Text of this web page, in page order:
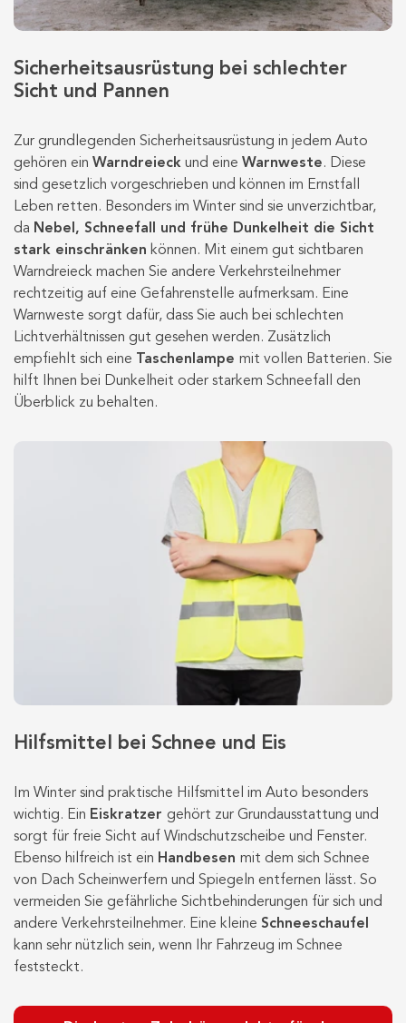
Sicherheitsausrüstung bei schlechter
Sicht und Pannen
Zur grundlegenden Sicherheitsausrüstung in jedem Auto
gehören ein Warndreieck und eine Warnweste. Diese
sind gesetzlich vorgeschrieben und können im Ernstfall
Leben retten. Besonders im Winter sind sie unverzichtbar,
da Nebel, Schneefall und frühe Dunkelheit die Sicht
stark einschränken können. Mit einem gut sichtbaren
Warndreieck machen Sie andere Verkehrsteilnehmer
rechtzeitig auf eine Gefahrenstelle aufmerksam. Eine
Warnweste sorgt dafür, dass Sie auch bei schlechten
Lichtverhältnissen gut gesehen werden. Zusätzlich
empfiehlt sich eine
Taschenlampe mit vollen Batterien. Sie
hilft Ihnen bei Dunkelheit oder starkem Schneefall den
Überblick zu behalten.
Hilfsmittel bei Schnee und Eis
Im Winter sind praktische Hilfsmittel im Auto besonders
wichtig. Ein Eiskratzer gehört zur Grundausstattung und
sorgt für freie Sicht auf Windschutzscheibe und Fenster.
Ebenso hilfreich ist ein Handbesen mit dem sich Schnee
von Dach Scheinwerfern und Spiegeln entfernen lässt. So
vermeiden Sie gefährliche Sichtbehinderungen für sich und
andere Verkehrsteilnehmer. Eine kleine Schneeschaufel
kann sehr nützlich sein, wenn Ihr Fahrzeug im Schnee
feststeckt.